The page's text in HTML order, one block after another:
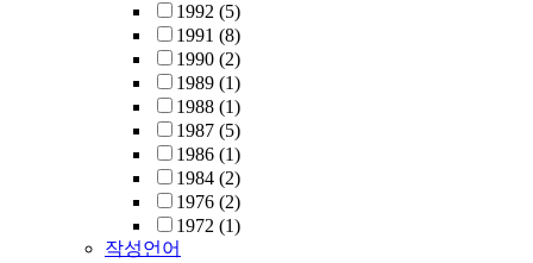
1992 (5)
1991 (8)
1990 (2)
1989 (1)
1988 (1)
1987 (5)
1986 (1)
1984 (2)
1976 (2)
1972 (1)
작성언어